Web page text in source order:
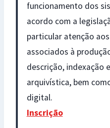
funcionamento dos
acordo com a
particular atenção
associados à
descrição, indexação
arquivística, bem
digital.
Inscrição